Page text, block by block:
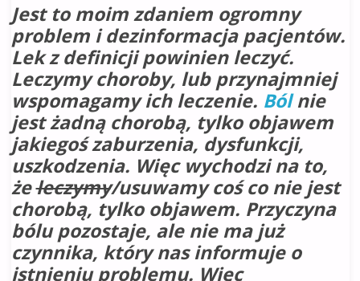
Jest to moim zdaniem ogromny
problem i dezinformacja pacjentów.
Lek z definicji powinien leczyć.
Leczymy choroby, lub przynajmniej
wspomagamy ich leczenie. Bólnie
jest żadną chorobą, tylko objawem
jakiegoś zaburzenia, dysfunkcji,
uszkodzenia. Więc wychodzi na to,
żeleczymy/usuwamy coś co nie jest
chorobą, tylko objawem. Przyczyna
bólu pozostaje, ale nie ma już
czynnika, który nas informuje o
istnieniu problemu. Więc